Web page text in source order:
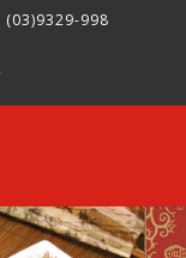
(03)9329-998